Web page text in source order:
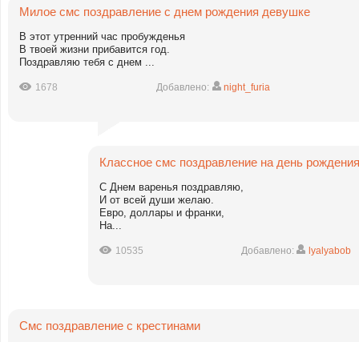
Милое смс поздравление с днем рождения девушке
В этот утренний час пробужденья
В твоей жизни прибавится год.
Поздравляю тебя с днем ...
1678 Добавлено: night_furia
Классное смс поздравление на день
С Днем варенья поздравляю,
И от всей души желаю.
Евро, доллары и франки,
На...
10535 Добавлено: lyalyabob
Смс поздравление с крестинами